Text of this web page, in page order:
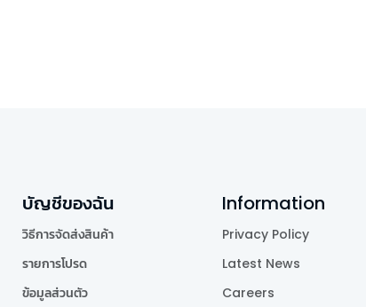
บัญชีของฉัน
วิธีการจัดส่งสินค้า
รายการโปรด
ข้อมูลส่วนตัว
Information
Privacy Policy
Latest News
Careers